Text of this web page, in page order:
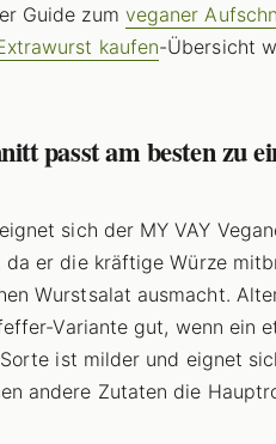
Guide zum veganer
kaufen-Übersicht
passt am besten zu
sich der MY VAY
er die kräftige Würze
Wurstsalat ausmacht.
Variante gut, wenn ein
ist milder und eignet
andere Zutaten die